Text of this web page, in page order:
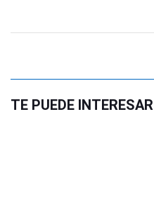
TE PUEDE INTERESAR